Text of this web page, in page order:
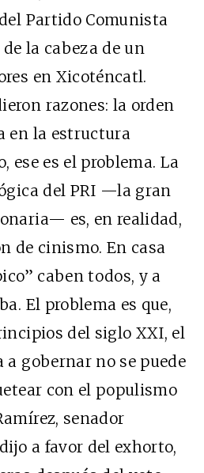
Partido Comunista
la cabeza de un
en Xicoténcatl.
razones: la orden
en la estructura
ese es el problema. La
del PRI —la gran
es, en realidad,
de cinismo. En casa
caben todos, y a
El problema es que,
del siglo XXI, el
gobernar no se puede
con el populismo
senador
a favor del exhorto,